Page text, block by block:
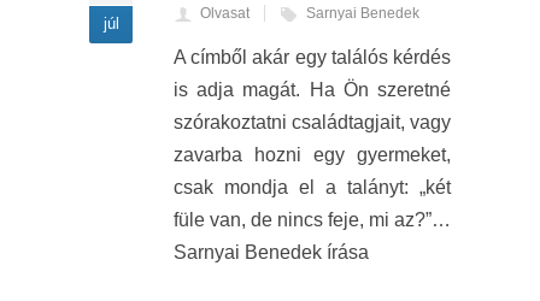
júl
Olvasat Sarnyai Benedek
A címből akár egy találós kérdés
is adja magát. Ha Ön szeretné
szórakoztatni családtagjait, vagy
zavarba hozni egy gyermeket,
csak mondja el a talányt: „két
füle van, de nincs feje, mi az?”…
Sarnyai Benedek írása